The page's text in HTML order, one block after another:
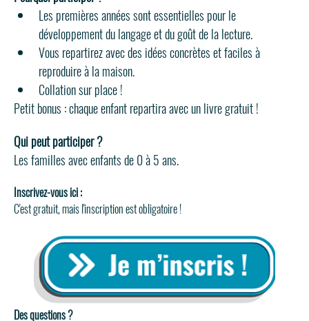
Les premières années sont essentielles pour le
développement du langage et du goût de la lecture.
Vous repartirez avec des idées concrètes et faciles à
reproduire à la maison.
Collation sur place !
Petit bonus : chaque enfant repartira avec un livre gratuit !
Qui peut participer ?
Les familles avec enfants de 0 à 5 ans.
Inscrivez-vous ici :
C'est gratuit, mais l'inscription est obligatoire !
Des questions ?